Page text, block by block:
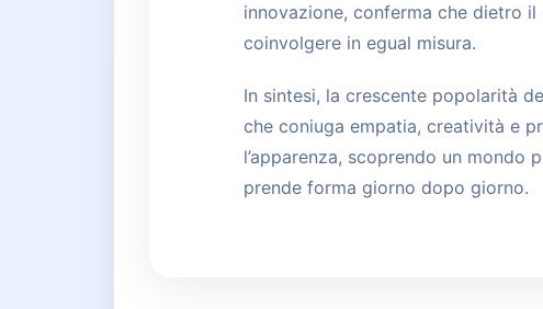
innovazione, conferma che dietro
coinvolgere in egual misura.
In sintesi, la crescente popolarità
che coniuga empatia, creatività e
l’apparenza, scoprendo un
prende forma giorno dopo giorno.